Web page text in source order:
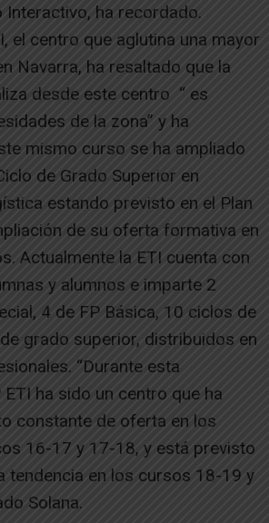
ha recordado.
el centro que aglutina una mayor
Navarra, ha resaltado que la
desde este centro “ es
de la zona” y ha
mismo curso se ha ampliado
de Grado Superior en
estando previsto en el Plan
de su oferta formativa en
Actualmente la ETI cuenta con
y alumnos e imparte 2
4 de FP Básica, 10 ciclos de
grado superior, distribuidos en
“Durante esta
ETI ha sido un centro que ha
constante de oferta en los
16-17 y 17-18, y está previsto
tendencia en los cursos 18-19 y
Solana.